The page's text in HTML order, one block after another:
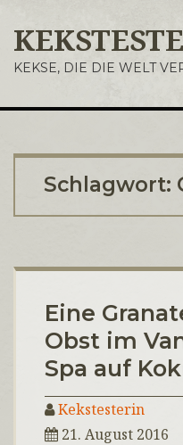
KEKSE, DIE DIE WELT
Schlagwort:
Eine
Obst im
Spa auf
Kekstesterin
21. August 2016